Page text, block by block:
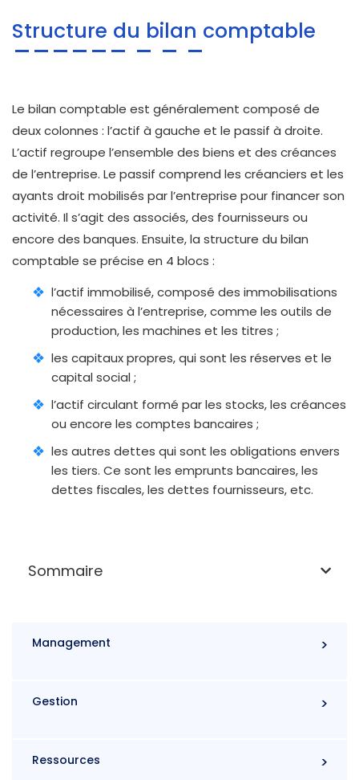
Structure du bilan comptable
Le bilan comptable est généralement composé de
deux colonnes : l’actif à gauche et le passif à droite.
L’actif regroupe l’ensemble des biens et des créances
de l’entreprise. Le passif comprend les créanciers et les
ayants droit mobilisés par l’entreprise pour financer son
activité. Il s’agit des associés, des fournisseurs ou
encore des banques. Ensuite, la structure du bilan
comptable se précise en 4 blocs :
l’actif immobilisé, composé des immobilisations
nécessaires à l’entreprise, comme les outils de
production, les machines et les titres ;
les capitaux propres, qui sont les réserves et le
capital social ;
l’actif circulant formé par les stocks, les créances
ou encore les comptes bancaires ;
les autres dettes qui sont les obligations envers
les tiers. Ce sont les emprunts bancaires, les
dettes fiscales, les dettes fournisseurs, etc.
Sommaire
Management
Gestion
Ressources